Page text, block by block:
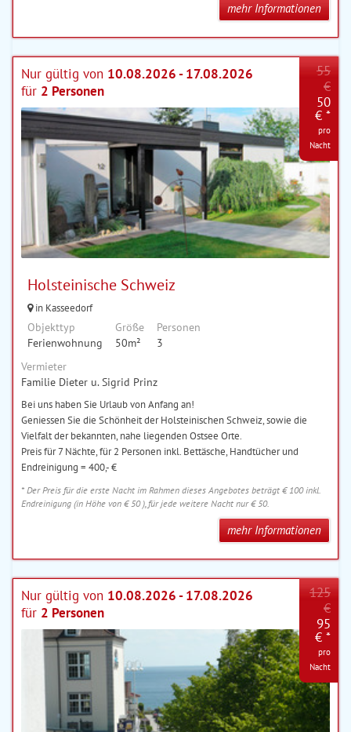
mehr Informationen
Nur gültig von 10.08.2026 - 17.08.2026
für 2 Personen
Holsteinische Schweiz
in Kasseedorf
Objekttyp
Ferienwohnung
Größe
50m²
Personen
3
55
€
50
€ *
pro
Nacht
Vermieter
Familie Dieter u. Sigrid Prinz
Bei uns haben Sie Urlaub von Anfang an!
Geniessen Sie die Schönheit der Holsteinischen Schweiz, sowie die
Vielfalt der bekannten, nahe liegenden Ostsee Orte.
Preis für 7 Nächte, für 2 Personen inkl. Bettäsche, Handtücher und
Endreinigung = 400,- €
* Der Preis für die erste Nacht im Rahmen dieses Angebotes beträgt € 100 inkl.
Endreinigung (in Höhe von € 50 ), für jede weitere Nacht nur € 50.
mehr Informationen
Nur gültig von 10.08.2026 - 17.08.2026
für 2 Personen
125
€
95
€ *
pro
Nacht